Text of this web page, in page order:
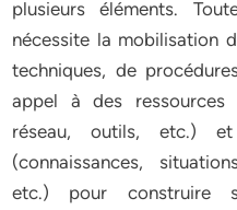
plusieurs éléments.
nécessite la mobilisation
techniques, de
appel à des ressources
réseau, outils, etc.)
(connaissances,
etc.) pour construire